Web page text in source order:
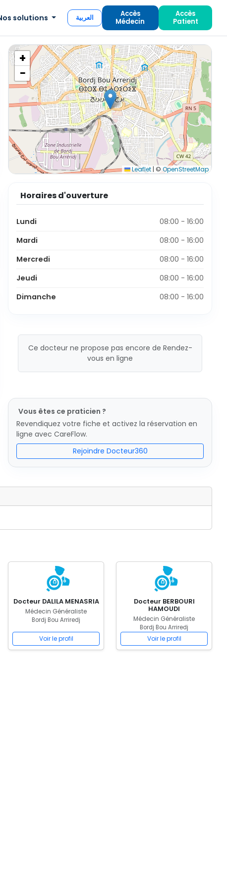
solutions العربية
Accès
Médecin
Accès
Patient
+
−
Leaflet | ©OpenStreetMap
Horaires d'ouverture
Lundi
08:00 - 16:00
Mardi
08:00 - 16:00
Mercredi
08:00 - 16:00
Jeudi
08:00 - 16:00
Dimanche
08:00 - 16:00
Ce docteur ne propose pas encore de Rendez-
vous en ligne
Vous êtes ce praticien ?
Revendiquez votre fiche et activez la réservation en
ligne avec CareFlow.
Rejoindre Docteur360
Docteur DALILA MENASRIA
Médecin Généraliste
Bordj Bou Arriredj
Voir le profil
Docteur BERBOURI
HAMOUDI
Médecin Généraliste
Bordj Bou Arriredj
Voir le profil